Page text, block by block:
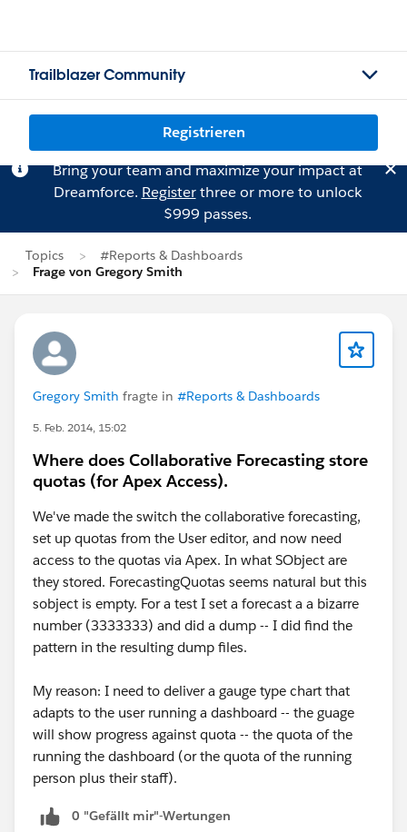
Trailblazer Community
Registrieren
Bring your team and maximize your impact at
Dreamforce. Registerthree or more to unlock
$999 passes.
Topics
#Reports & Dashboards
Frage von Gregory Smith
Gregory Smith fragte in #Reports & Dashboards
5. Feb. 2014, 15:02
Where does Collaborative Forecasting store
quotas (for Apex Access).
We've made the switch the collaborative forecasting,
set up quotas from the User editor, and now need
access to the quotas via Apex. In what SObject are
they stored. ForecastingQuotas seems natural but this
sobject is empty. For a test I set a forecast a a bizarre
number (3333333) and did a dump -- I did find the
pattern in the resulting dump files.
My reason: I need to deliver a gauge type chart that
adapts to the user running a dashboard -- the guage
will show progress against quota -- the quota of the
running the dashboard (or the quota of the running
person plus their staff).
0 "Gefällt mir"-Wertungen